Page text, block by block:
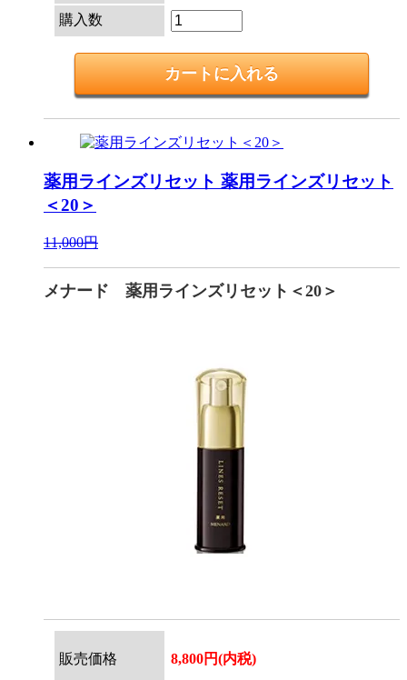
購入数
薬用ラインズリセット 薬用ラインズリセット
＜20＞
11,000円
メナード 薬用ラインズリセット＜20＞
販売価格 8,800円(内税)